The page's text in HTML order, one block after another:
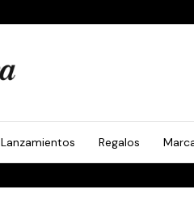
Lanzamientos Regalos